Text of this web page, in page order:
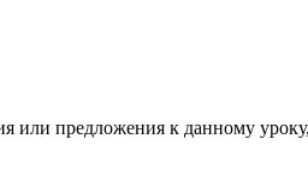
или предложения к данному